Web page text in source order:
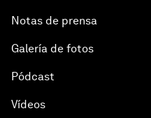
Notas de prensa
Galería de fotos
Pódcast
Vídeos